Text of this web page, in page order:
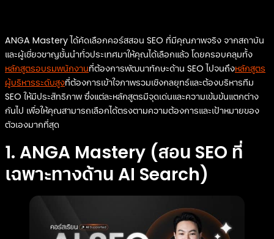
ANGA Mastery ได้คัดเลือกคอร์สสอน SEO ที่มีคุณภาพจริง จากสถาบัน
และผู้เชี่ยวชาญชั้นนำทั่วประเทศมาให้คุณได้เลือกแล้ว โดยครอบคลุมทั้ง
หลักสูตรอบรมพนักงานที่ต้องการพัฒนาทักษะด้าน SEO ไปจนถึงหลักสูตร
ผู้บริหารระดับสูงที่ต้องการเข้าใจภาพรวมเชิงกลยุทธ์และต้องบริหารทีม
SEO ให้มีประสิทธิภาพ ซึ่งแต่ละหลักสูตรมีจุดเด่นและความเข้มข้นแตกต่าง
กันไป เพื่อให้คุณสามารถเลือกได้ตรงตามความต้องการและเป้าหมายของ
ตัวเองมากที่สุด
1. ANGA Mastery (สอน SEO ที่
เฉพาะทางด้าน AI Search)